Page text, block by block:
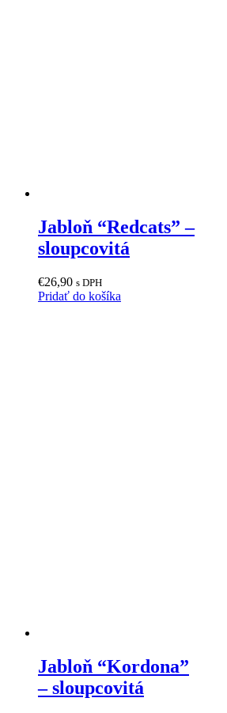
Jabloň “Redcats” –
sloupcovitá
€26,90 s DPH
Pridať do košíka
Jabloň “Kordona”
– sloupcovitá